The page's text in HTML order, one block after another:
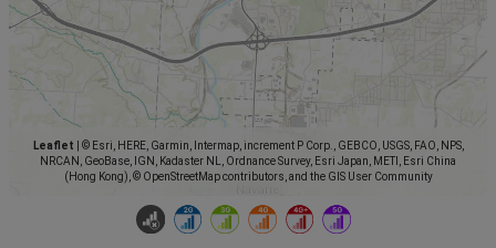
Leaflet
© Esri, HERE, Garmin, Intermap, increment P Corp., GEBCO, USGS, FAO, NPS,
NRCAN, GeoBase, IGN, Kadaster NL, Ordnance Survey, Esri Japan, METI, Esri China
(Hong Kong), © OpenStreetMap contributors, and the GIS User Community